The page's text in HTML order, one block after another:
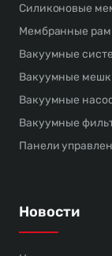
Силиконовые
Мембранные
Вакуумные
Вакуумные
Вакуумные
Вакуумные
Панели
Новости